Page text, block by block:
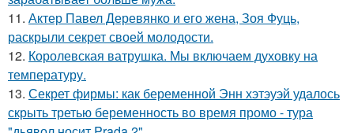
11. Актер Павел Деревянко и его жена, Зоя Фуць,
раскрыли секрет своей молодости.
12. Королевская ватрушка. Мы включаем духовку на
температуру.
13. Секрет фирмы: как беременной Энн хэтэуэй удалось
скрыть третью беременность во время промо - тура